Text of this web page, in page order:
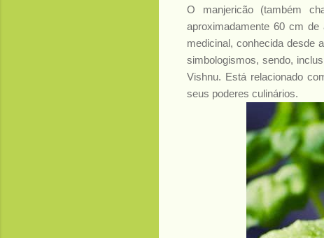
O manjericão (também
aproximadamente 60 cm
medicinal, conhecida desde
simbologismos, sendo,
Vishnu. Está relacionado
seus poderes culinários.